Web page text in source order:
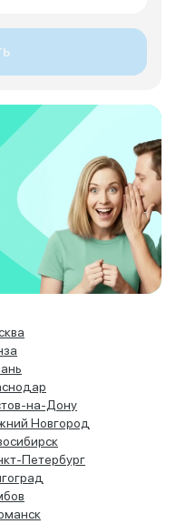
на-Дону
Новгород
Петербург